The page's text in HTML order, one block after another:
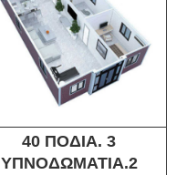
40 ΠΟΔΙΑ. 3
ΥΠΝΟΔΩΜΑΤΙΑ.2